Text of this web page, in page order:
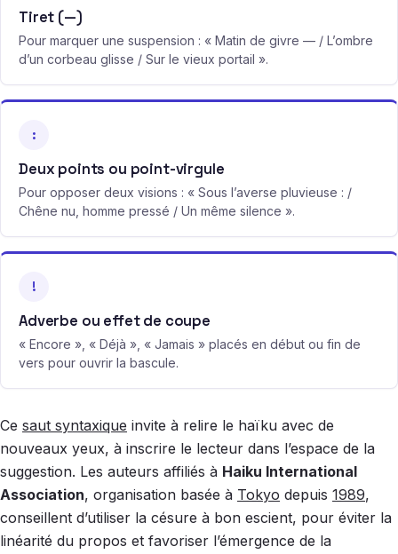
Tiret (—)
Pour marquer une suspension : « Matin de givre — / L’ombre
d’un corbeau glisse / Sur le vieux portail ».
:
Deux points ou point-virgule
Pour opposer deux visions : « Sous l’averse pluvieuse : /
Chêne nu, homme pressé / Un même silence ».
!
Adverbe ou effet de coupe
« Encore », « Déjà », « Jamais » placés en début ou fin de
vers pour ouvrir la bascule.
Ce saut syntaxique invite à relire le haïku avec de
nouveaux yeux, à inscrire le lecteur dans l’espace de la
suggestion. Les auteurs affiliés à Haiku International
Association, organisation basée à Tokyo depuis 1989,
conseillent d’utiliser la césure à bon escient, pour éviter la
linéarité du propos et favoriser l’émergence de la